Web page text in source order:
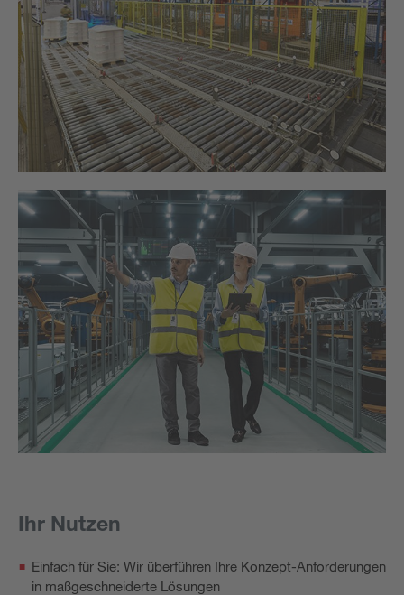
Ihr Nutzen
Einfach für Sie: Wir überführen Ihre Konzept-Anforderungen
in maßgeschneiderte Lösungen